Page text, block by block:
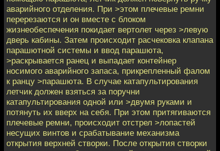
аварийного отделения. При >этом плечевые ремни
перерезаются и он вместе с блоком
жизнеобеспечения покидает вертолет через >левую
дверь кабины. Затем происходит расчековка клапана
парашютной системы и ввод парашюта,
>раскрывается ранец и выпадает контейнер
носимого аварийного запаса, прикрепленный фалом
к ранцу >парашюта. В случае катапультирования
летчик должен взяться за поручни
катапультирования одной или >двумя руками и
потянуть их вверх на себя. При этом притягиваются
плечевые ремни, происходит отстрел >лопастей
несущих винтов и срабатывание механизма
открытия верхней створки. После открытия створки